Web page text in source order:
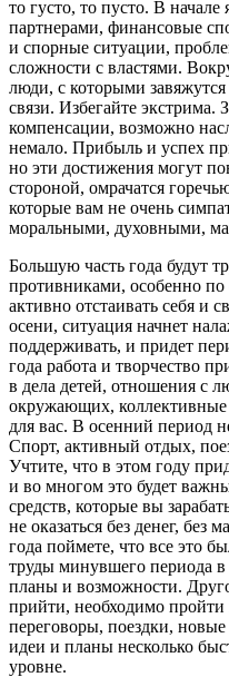
то густо, то пусто. В
партнерами, финансовые
и спорные ситуации,
сложности с властями.
люди, с которыми
связи. Избегайте экстрима.
компенсации, возможно
немало. Прибыль и успех
но эти достижения могут
стороной, омрачатся
которые вам не очень
моральными, духовными,
Большую часть года будут
противниками, особенно
активно отстаивать себя и
осени, ситуация начнет
поддерживать, и придет
года работа и творчество
в дела детей, отношения с
окружающих,
для вас. В осенний период
Спорт, активный отдых,
Учтите, что в этом году
и во многом это будет
средств, которые вы
не оказаться без денег, без
года поймете, что все это
труды минувшего периода
планы и возможности.
прийти, необходимо
переговоры, поездки, новые
идеи и планы несколько
уровне.